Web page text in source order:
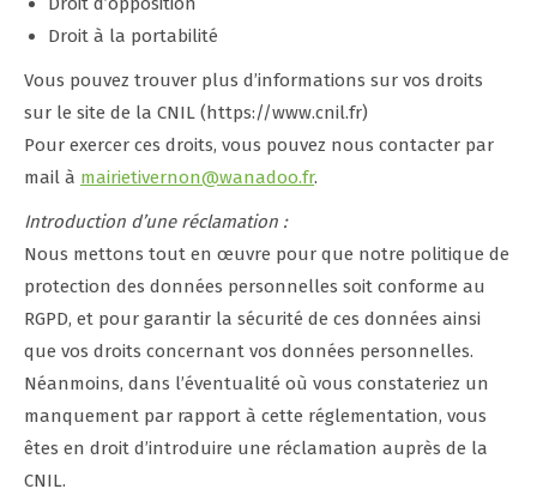
Droit à la portabilité
Vous pouvez trouver plus d’informations sur vos droits
sur le site de la CNIL (https://www.cnil.fr)
Pour exercer ces droits, vous pouvez nous contacter par
mail à mairietivernon@wanadoo.fr.
Introduction d’une réclamation :
Nous mettons tout en œuvre pour que notre politique de
protection des données personnelles soit conforme au
RGPD, et pour garantir la sécurité de ces données ainsi
que vos droits concernant vos données personnelles.
Néanmoins, dans l’éventualité où vous constateriez un
manquement par rapport à cette réglementation, vous
êtes en droit d’introduire une réclamation auprès de la
CNIL.